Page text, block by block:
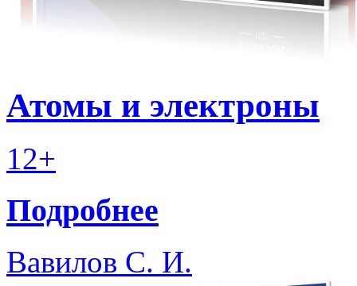
Атомы и электроны
12+
Подробнее
Вавилов С. И.